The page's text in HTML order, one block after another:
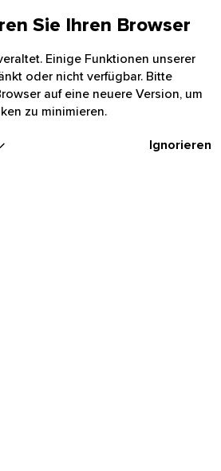
Sie Ihren Browser
Einige Funktionen unserer
oder nicht verfügbar. Bitte
auf eine neuere Version, um
zu minimieren.
Ignorieren